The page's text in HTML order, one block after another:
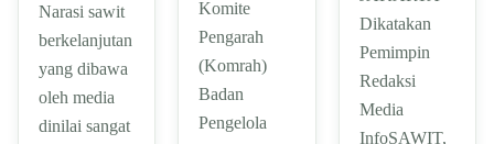
Narasi sawit
berkelanjutan
yang dibawa
oleh media
dinilai sangat
Komite
Pengarah
(Komrah)
Badan
Pengelola
Dikatakan
Pemimpin
Redaksi
Media
InfoSAWIT,